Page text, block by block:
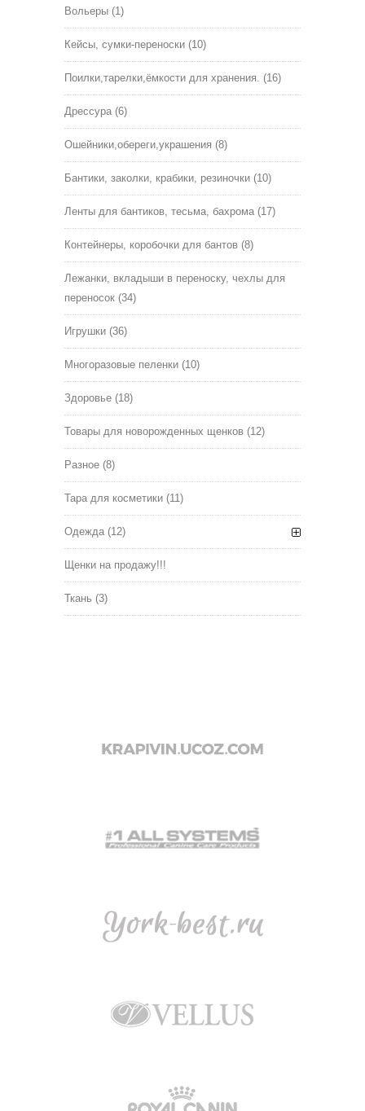
Вольеры (1)
Кейсы, сумки-переноски (10)
Поилки,тарелки,ёмкости для хранения. (16)
Дрессура (6)
Ошейники,обереги,украшения (8)
Бантики, заколки, крабики, резиночки (10)
Ленты для бантиков, тесьма, бахрома (17)
Контейнеры, коробочки для бантов (8)
Лежанки, вкладыши в переноску, чехлы для
переносок (34)
Игрушки (36)
Многоразовые пеленки (10)
Здоровье (18)
Товары для новорожденных щенков (12)
Разное (8)
Тара для косметики (11)
Одежда (12)
Щенки на продажу!!!
Ткань (3)